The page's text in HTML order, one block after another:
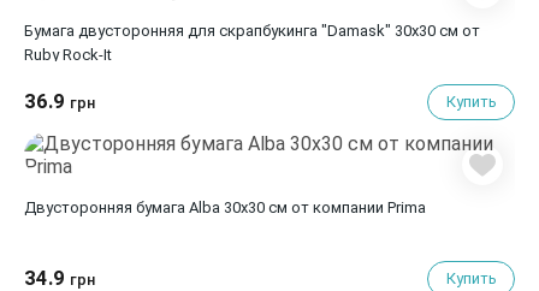
Бумага двусторонняя для скрапбукинга "Damask" 30х30 см от
Ruby Rock-It
36.9 грн Купить
Двусторонняя бумага Alba 30х30 см от компании Prima
34.9 грн Купить